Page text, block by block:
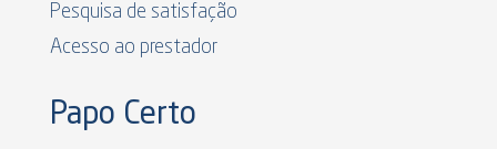
Pesquisa de satisfação
Acesso ao prestador
Papo Certo